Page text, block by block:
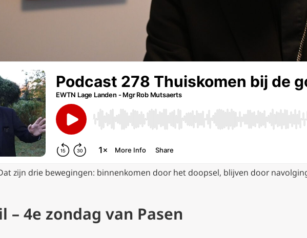
zijn drie bewegingen: binnenkomen door het doopsel, blijven door
– 4e zondag van Pasen